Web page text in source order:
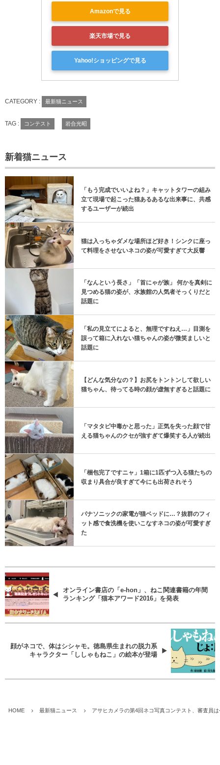
Amazonで見る
楽天市場で見る
Yahoo!ショッピングで見る
CATEGORY : 最新猫ニュース
TAG : コンテスト 岩合光昭
新着猫ニュース
「もう完成でいいよね？」キャットタワーの組み
立て現場で起こった猫あるあるな出来事に、共感
するユーザーが続出
猫は入っちゃダメな場所ほど好き！シンクに座っ
て料理をさせないネコの姿が可愛すぎて大反響
「なんという長さ」「首にゃが族」 何かを真剣に
見つめる猫の姿が、水族館の人気者そっくりだと
話題に
「私の見立てによると、無理ですねえ…」目測を
誤って箱に入れない猫ちゃんの姿が微笑ましいと
話題に
【どんな気分なの？】お尻をトントンして欲しい
猫ちゃん、待ってる時の顔が虚無すぎると話題に
「マタタビ中毒かと思った」正気を失った顔で甘
える猫ちゃんのクセが強すぎて爆笑する人が続出
「梱包完了ですニャ」1箱に1匹ずつ入る猫たちの
収まり具合が良すぎて今にも出荷されそう
パナソニックの家電が猫ベッドに…？抜群のフィ
ット感で食洗機を使いこなすネコの姿が可愛すぎ
た
オンライン書店の「e-hon」、ねこ関連書籍の年間
ランキング「猫本アワード2016」を発表
顔がネコで、体はシシャモ。徳島県生まれの脱力系
キャラクター「ししゃもねこ」の絵本が登場
HOME 最新猫ニュース アサヒカメラの第4回ネコ写真コンテスト、審査員